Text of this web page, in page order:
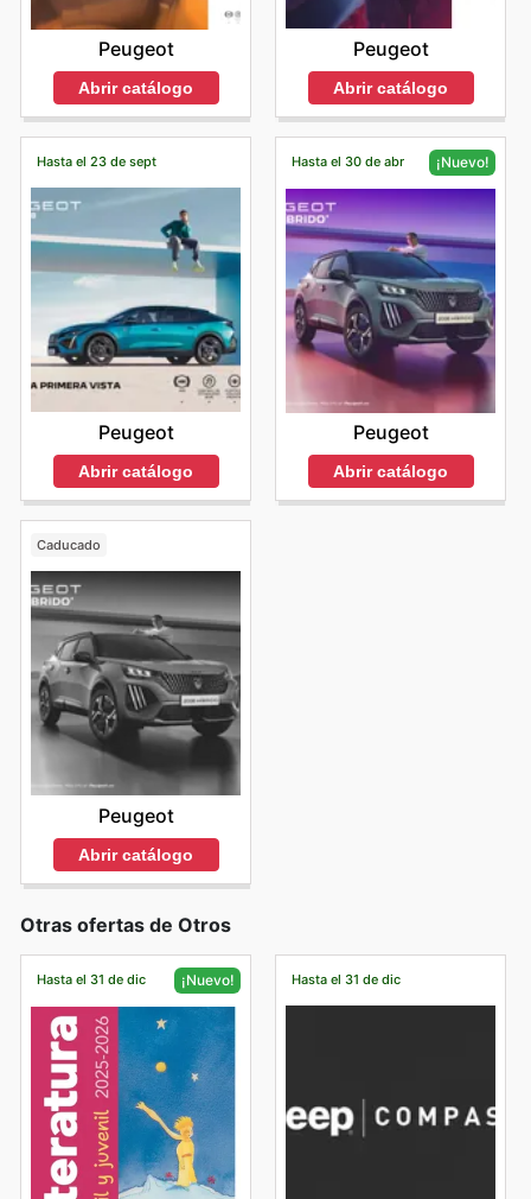
Peugeot
Abrir catálogo
Peugeot
Abrir catálogo
Hasta el 23 de sept
Peugeot
Abrir catálogo
Hasta el 30 de abr ¡Nuevo!
Peugeot
Abrir catálogo
Caducado
Peugeot
Abrir catálogo
Otras ofertas de Otros
Hasta el 31 de dic ¡Nuevo! Hasta el 31 de dic